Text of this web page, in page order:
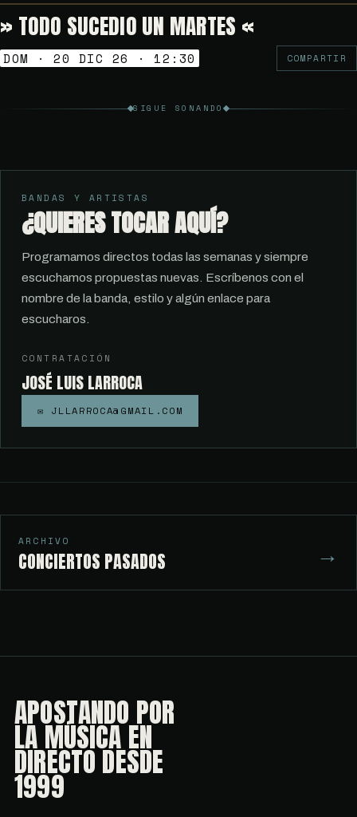
VERMUT SESSION
» TODO SUCEDIO UN MARTES «
DOM · 20 DIC 26 · 12:30 COMPARTIR
SIGUE SONANDO
BANDAS Y ARTISTAS
¿QUIERES TOCAR AQUÍ?
Programamos directos todas las semanas y siempre
escuchamos propuestas nuevas. Escríbenos con el
nombre de la banda, estilo y algún enlace para
escucharos.
CONTRATACIÓN
JOSÉ LUIS LARROCA
✉ JLLARROCA@GMAIL.COM
ARCHIVO
CONCIERTOS PASADOS →
APOSTANDO POR
LA MÚSICA EN
DIRECTO DESDE
1999